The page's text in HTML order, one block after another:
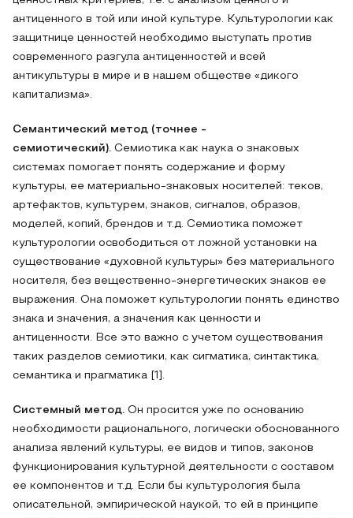
антиценного в той или иной культуре. Культурологии как
защитнице ценностей необходимо выступать против
современного разгула антиценностей и всей
антикультуры в мире и в нашем обществе «дикого
капитализма».
Семантический метод (точнее -
семиотический). Семиотика как наука о знаковых
системах помогает понять содержание и форму
культуры, ее материально-знаковых носителей: теков,
артефактов, культурем, знаков, сигналов, образов,
моделей, копий, брендов и т.д. Семиотика поможет
культурологии освободиться от ложной установки на
существование «духовной культуры» без материального
носителя, без вещественно-энергетических знаков ее
выражения. Она поможет культурологии понять единство
знака и значения, а значения как ценности и
антиценности. Все это важно с учетом существования
таких разделов семиотики, как сигматика, синтактика,
семантика и прагматика [1].
Системный метод. Он просится уже по основанию
необходимости рационального, логически обоснованного
анализа явлений культуры, ее видов и типов, законов
функционирования культурной деятельности с составом
ее компонентов и т.д. Если бы культурология была
описательной, эмпирической наукой, то ей в принципе